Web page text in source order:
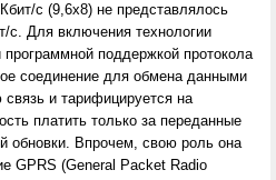
с (9,6х8) не представлялось
с. Для включения технологии
поддержкой протокола
соединение для обмена данными
и тарифицируется на
платить только за переданные
обновки. Впрочем, свою роль она
GPRS (General Packet Radio